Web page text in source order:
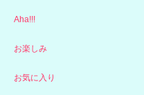
Aha!!!
お楽しみ
お気に入り